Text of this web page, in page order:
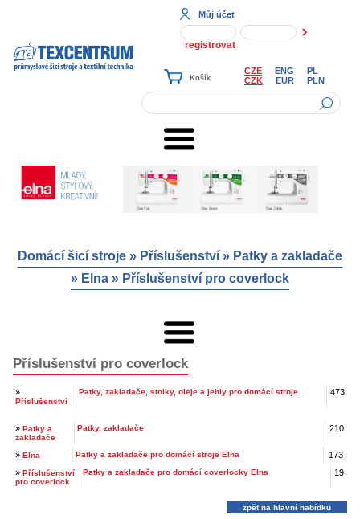
Můj účet
registrovat
CZE ENG
PL
CZK
EUR PLN
Domácí šicí stroje » Příslušenství » Patky a zakladače
» Elna » Příslušenství pro coverlock
Příslušenství pro coverlock
»
Příslušenství
Patky, zakladače, stolky, oleje a jehly pro domácí stroje 473
» Patky a
zakladače
Patky, zakladače 210
» Elna Patky a zakladače pro domácí stroje Elna
173
» Příslušenství
pro coverlock
Patky a zakladače pro domácí coverlocky Elna 19
zpět na hlavní nabídku